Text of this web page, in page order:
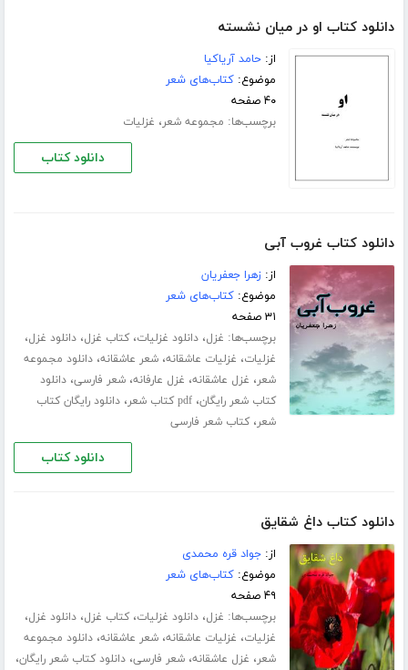
دانلود کتاب او در میان نشسته
از:حامد آریاکیا
موضوع:کتاب‌های شعر
۴۰ صفحه
برچسب‌ها: مجموعه شعر، غزلیات
دانلود کتاب
دانلود کتاب غروب آبی
از:زهرا جعفریان
موضوع:کتاب‌های شعر
۳۱ صفحه
برچسب‌ها: غزل،دانلود غزلیات،کتاب غزل،دانلود غزل،
غزلیات، غزلیات عاشقانه،شعر عاشقانه،دانلود مجموعه
شعر، غزل عاشقانه، غزل عارفانه،شعر فارسی،دانلود
کتاب شعر رایگان،pdf کتاب شعر ،دانلود رایگان کتاب
شعر،کتاب شعر فارسی
دانلود کتاب
دانلود کتاب داغ شقایق
از:جواد قره محمدی
موضوع:کتاب‌های شعر
۴۹ صفحه
برچسب‌ها: غزل،دانلود غزلیات،کتاب غزل،دانلود غزل،
غزلیات، غزلیات عاشقانه،شعر عاشقانه،دانلود مجموعه
شعر، غزل عاشقانه،شعر فارسی،دانلود کتاب شعر رایگان،